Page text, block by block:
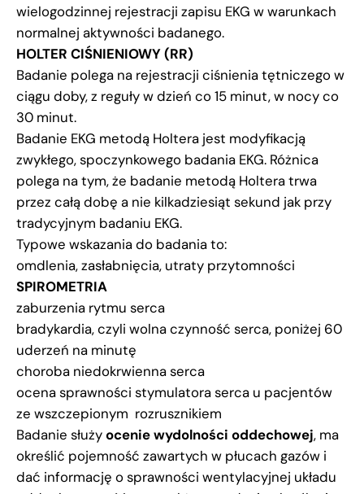
wielogodzinnej rejestracji zapisu EKG w warunkach
normalnej aktywności badanego.
HOLTER CIŚNIENIOWY (RR)
Badanie polega na rejestracji ciśnienia tętniczego w
ciągu doby, z reguły w dzień co 15 minut, w nocy co
30 minut.
Badanie EKG metodą Holtera jest modyfikacją
zwykłego, spoczynkowego badania EKG. Różnica
polega na tym, że badanie metodą Holtera trwa
przez całą dobę a nie kilkadziesiąt sekund jak przy
tradycyjnym badaniu EKG.
Typowe wskazania do badania to:
omdlenia, zasłabnięcia, utraty przytomności
SPIROMETRIA
zaburzenia rytmu serca
bradykardia, czyli wolna czynność serca, poniżej 60
uderzeń na minutę
choroba niedokrwienna serca
ocena sprawności stymulatora serca u pacjentów
ze wszczepionym rozrusznikiem
Badanie służyocenie wydolności oddechowej, ma
określić pojemność zawartych w płucach gazów i
dać informację o sprawności wentylacyjnej układu